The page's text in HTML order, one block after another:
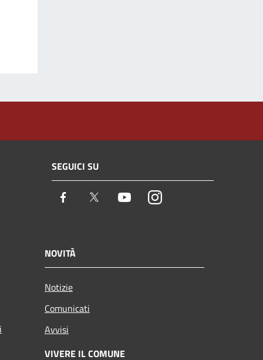
SEGUICI SU
Facebook Twitter YoutubeInstagram
NOVITÀ
Notizie
Comunicati
Avvisi
VIVERE IL COMUNE